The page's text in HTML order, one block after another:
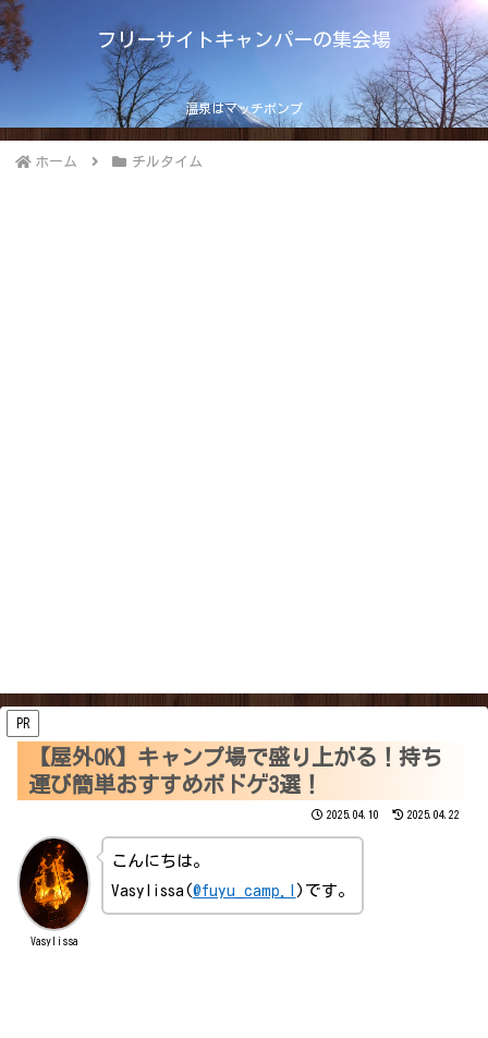
フリーサイトキャンパーの集会場
温泉はマッチポンプ
ホーム チルタイム
PR
【屋外OK】キャンプ場で盛り上がる！持ち
運び簡単おすすめボドゲ3選！
2025.04.10 2025.04.22
Vasylissa
こんにちは。
Vasylissa(@fuyu_camp.l )です。